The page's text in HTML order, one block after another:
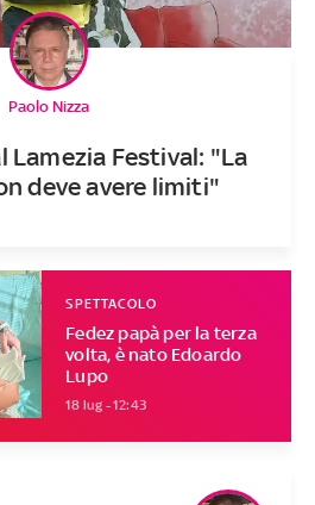
Lamezia Festival: "La
deve avere limiti"
Paolo Nizza
Fedez papà per la terza
volta, è nato Edoardo
Lupo
SPETTACOLO
18 lug - 12:43